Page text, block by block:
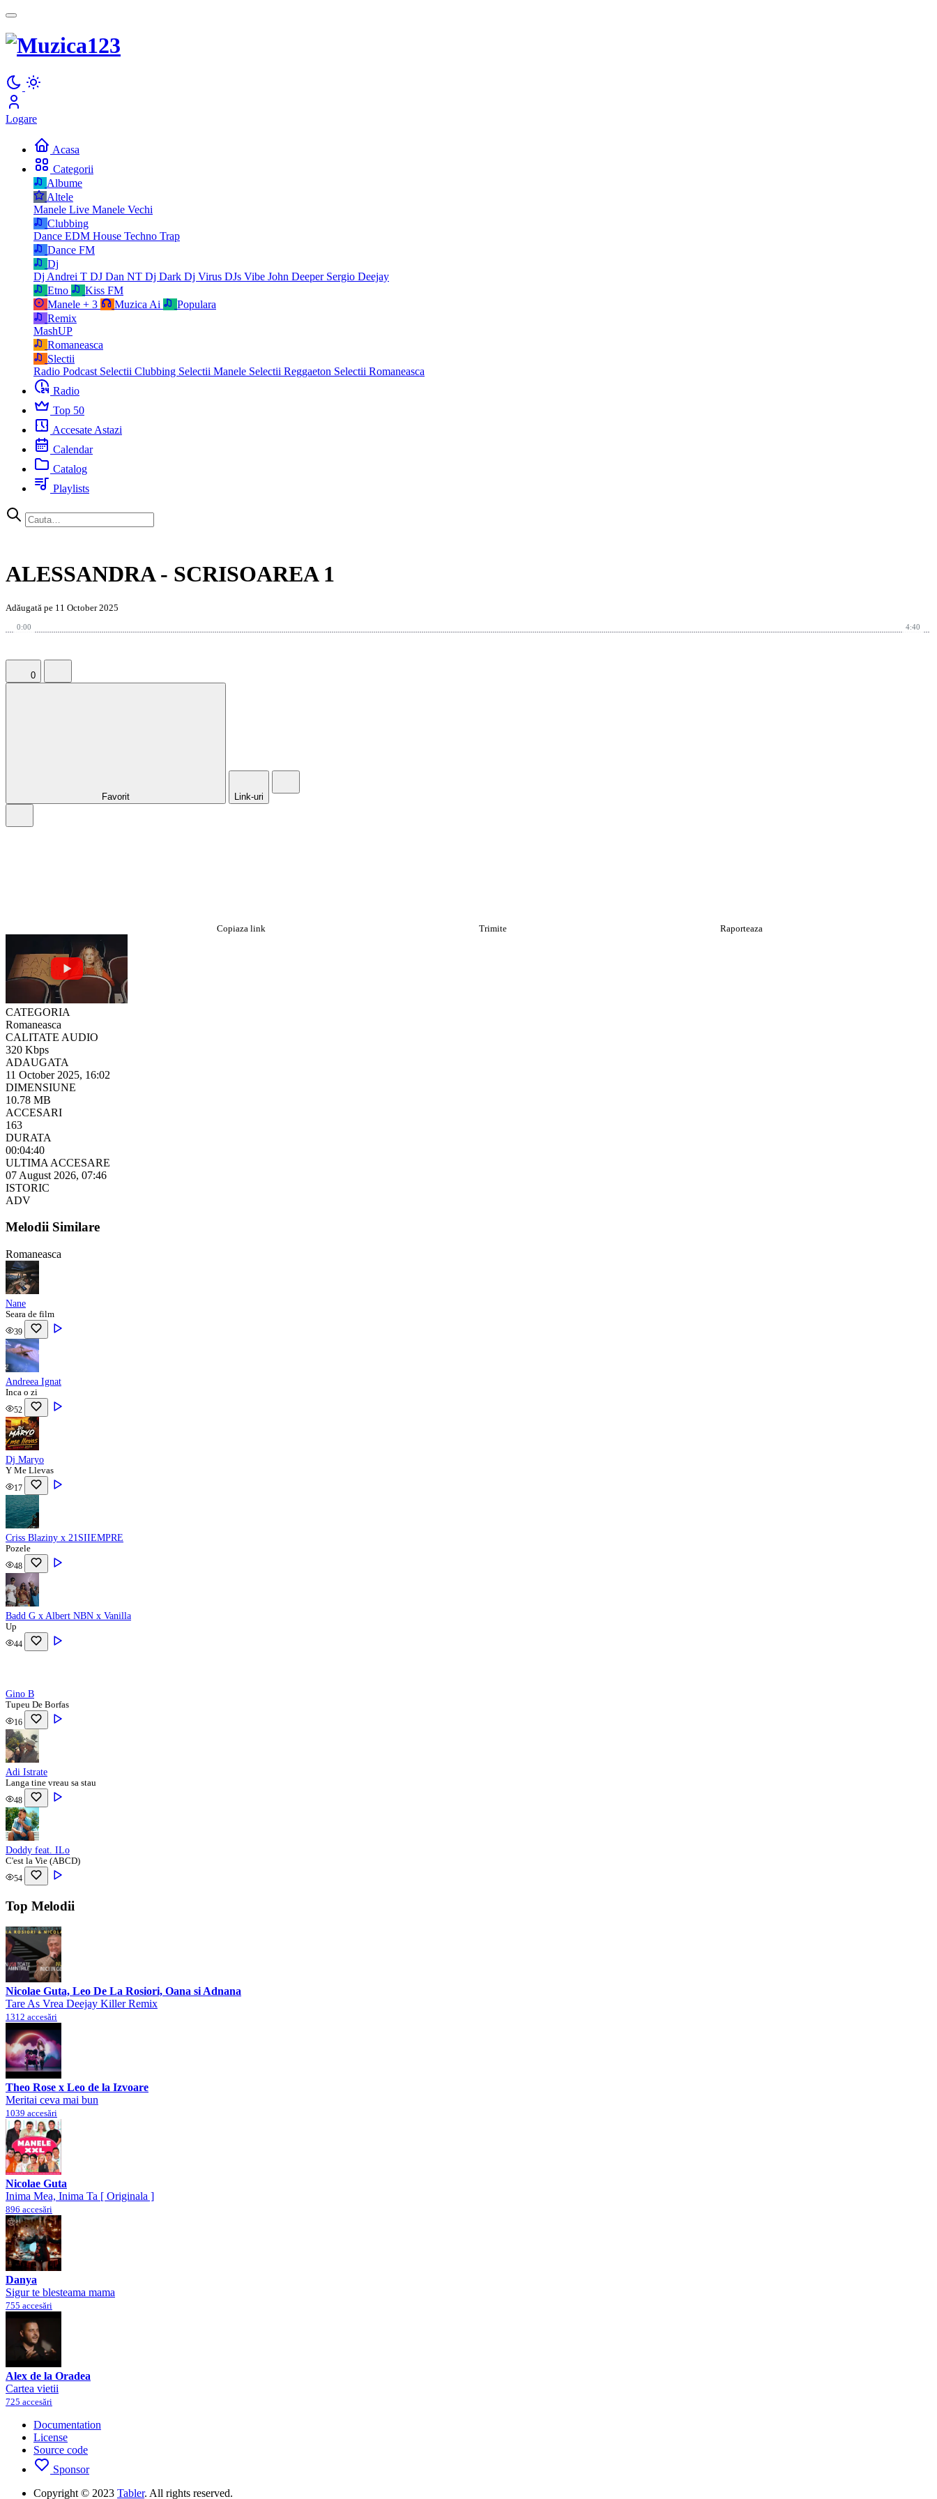
Logare
Acasa
Categorii
Albume
Altele
Manele Live Manele Vechi
Clubbing
Dance EDM House Techno Trap
Dance FM
Dj
Dj Andrei T DJ Dan NT Dj Dark Dj Virus DJs Vibe John Deeper Sergio Deejay
Etno
Kiss FM
Manele + 3 Muzica Ai
Populara
Remix
MashUP
Romaneasca
Slectii
Radio Podcast Selectii Clubbing Selectii Manele Selectii Reggaeton Selectii Romaneasca
Radio
Top 50
Accesate Astazi
Calendar
Catalog
Playlists
ALESSANDRA - SCRISOAREA 1
Adăugată pe 11 October 2025
0:00 4:40
0
Favorit Link-uri
Copiaza link Trimite Raporteaza
CATEGORIA
Romaneasca
CALITATE AUDIO
320 Kbps
ADAUGATA
11 October 2025, 16:02
DIMENSIUNE
10.78 MB
ACCESARI
163
DURATA
00:04:40
ULTIMA ACCESARE
07 August 2026, 07:46
ISTORIC
ADV
Melodii Similare
Romaneasca
Nane
Seara de film
39
Andreea Ignat
Inca o zi
52
Dj Maryo
Y Me Llevas
17
Criss Blaziny x 21SIIEMPRE
Pozele
48
Badd G x Albert NBN x Vanilla
Up
44
Gino B
Tupeu De Borfas
16
Adi Istrate
Langa tine vreau sa stau
48
Doddy feat. ​⁠ILo
C'est la Vie (ABCD)
54
Top Melodii
Nicolae Guta, Leo De La Rosiori, Oana si Adnana
Tare As Vrea Deejay Killer Remix
1312 accesări
Theo Rose x Leo de la Izvoare
Meritai ceva mai bun
1039 accesări
Nicolae Guta
Inima Mea, Inima Ta [ Originala ]
896 accesări
Danya
Sigur te blesteama mama
755 accesări
Alex de la Oradea
Cartea vietii
725 accesări
Documentation
License
Source code
Sponsor
Copyright © 2023 Tabler. All rights reserved.